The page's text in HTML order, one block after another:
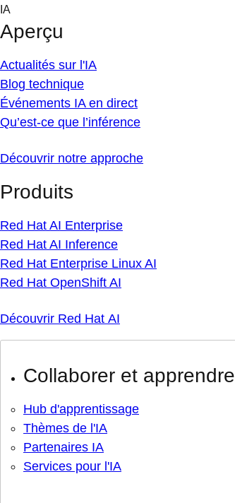
Skip
content
IA
Aperçu
Actualités sur l'IA
Blog technique
Événements IA en direct
Qu’est-ce que l’inférence
Découvrir notre approche
Produits
Red Hat AI Enterprise
Red Hat AI Inference
Red Hat Enterprise Linux AI
Red Hat OpenShift AI
Découvrir Red Hat AI
Collaborer et apprendre
Hub d'apprentissage
Thèmes de l'IA
Partenaires IA
Services pour l'IA